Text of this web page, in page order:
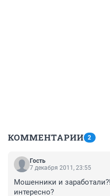
КОММЕНТАРИИ 2
Гость
7 декабря 2011, 23:55
Мошенники и
интересно?